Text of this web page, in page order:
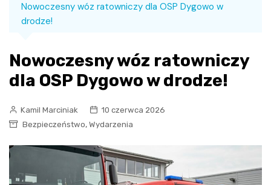
Nowoczesny wóz ratowniczy dla OSP Dygowo w
drodze!
Nowoczesny wóz ratowniczy
dla OSP Dygowo w drodze!
Kamil Marciniak
10 czerwca 2026
Bezpieczeństwo, Wydarzenia